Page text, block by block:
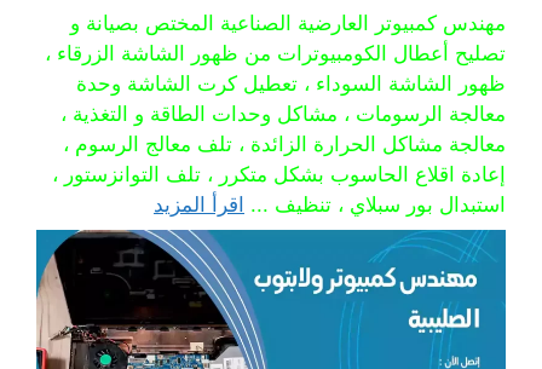
مهندس كمبيوتر العارضية الصناعية المختص بصيانة و
تصليح أعطال الكومبيوترات من ظهور الشاشة الزرقاء ،
ظهور الشاشة السوداء ، تعطيل كرت الشاشة وحدة
معالجة الرسومات ، مشاكل وحدات الطاقة و التغذية ،
معالجة مشاكل الحرارة الزائدة ، تلف معالج الرسوم ،
إعادة اقلاع الحاسوب بشكل متكرر ، تلف التوانزستور ،
استبدال بور سبلاي ، تنظيف ... اقرأ المزيد